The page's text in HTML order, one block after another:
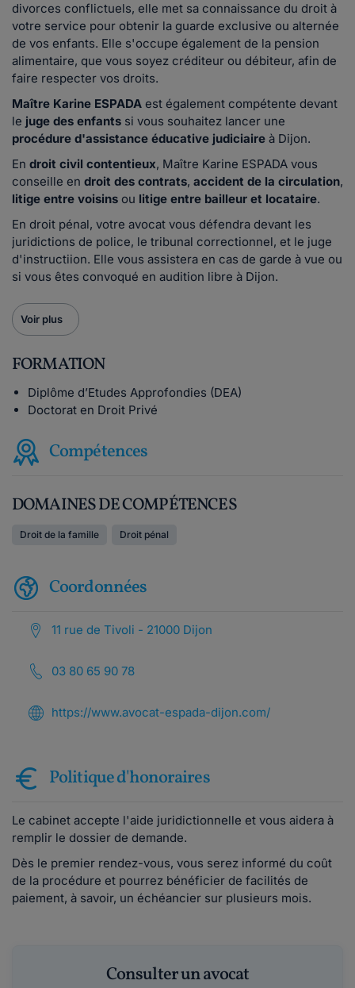
divorces conflictuels, elle met sa connaissance du droit à
votre service pour obtenir la guarde exclusive ou alternée
de vos enfants. Elle s'occupe également de la pension
alimentaire, que vous soyez créditeur ou débiteur, afin de
faire respecter vos droits.
Maître Karine ESPADA est également compétente devant
le juge des enfants si vous souhaitez lancer une
procédure d'assistance éducative judiciaire à Dijon.
En droit civil contentieux, Maître Karine ESPADA vous
conseille en droit des contrats, accident de la circulation,
litige entre voisins ou litige entre bailleur et locataire.
En droit pénal, votre avocat vous défendra devant les
juridictions de police, le tribunal correctionnel, et le juge
d'instructiion. Elle vous assistera en cas de garde à vue ou
si vous êtes convoqué en audition libre à Dijon.
Voir plus
FORMATION
Diplôme d’Etudes Approfondies (DEA)
Doctorat en Droit Privé
Compétences
DOMAINES DE COMPÉTENCES
Droit de la famille Droit pénal
Coordonnées
11 rue de Tivoli - 21000 Dijon
03 80 65 90 78
https://www.avocat-espada-dijon.com/
Politique d'honoraires
Le cabinet accepte l'aide juridictionnelle et vous aidera à
remplir le dossier de demande.
Dès le premier rendez-vous, vous serez informé du coût
de la procédure et pourrez bénéficier de facilités de
paiement, à savoir, un échéancier sur plusieurs mois.
Consulter un avocat